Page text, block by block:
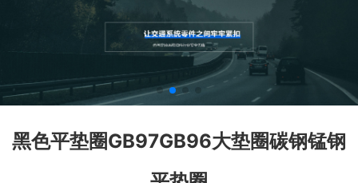
黑色平垫圈GB97GB96大垫圈碳钢锰钢